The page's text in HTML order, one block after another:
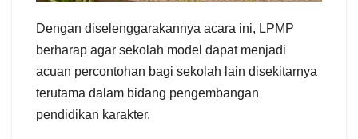
Dengan diselenggarakannya acara ini, LPMP
berharap agar sekolah model dapat menjadi
acuan percontohan bagi sekolah lain disekitarnya
terutama dalam bidang pengembangan
pendidikan karakter.